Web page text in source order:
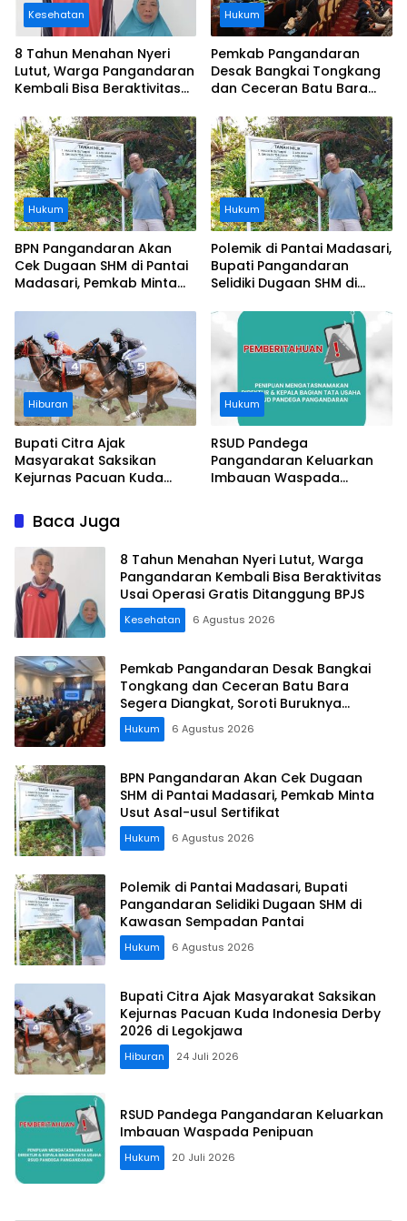
Kesehatan
8 Tahun Menahan Nyeri
Lutut, Warga Pangandaran
Kembali Bisa Beraktivitas
Ditanggung BPJS
Hukum
Pemkab Pangandaran
Desak Bangkai Tongkang
dan Ceceran Batu Bara
Buruknya Koordinasi
Perusahaan
Hukum
BPN Pangandaran Akan
Cek Dugaan SHM di Pantai
Madasari, Pemkab Minta
Hukum
Polemik di Pantai Madasari,
Bupati Pangandaran
Selidiki Dugaan SHM di
Pantai
Hiburan
Bupati Citra Ajak
Masyarakat Saksikan
Kejurnas Pacuan Kuda
Legokjawa
Hukum
RSUD Pandega
Pangandaran Keluarkan
Imbauan Waspada
Baca Juga
8 Tahun Menahan Nyeri Lutut, Warga
Pangandaran Kembali Bisa Beraktivitas
Usai Operasi Gratis Ditanggung BPJS
Kesehatan 6 Agustus 2026
Pemkab Pangandaran Desak Bangkai
Tongkang dan Ceceran Batu Bara
Segera Diangkat, Soroti Buruknya
Koordinasi Perusahaan
Hukum 6 Agustus 2026
BPN Pangandaran Akan Cek Dugaan
SHM di Pantai Madasari, Pemkab Minta
Usut Asal-usul Sertifikat
Hukum 6 Agustus 2026
Polemik di Pantai Madasari, Bupati
Pangandaran Selidiki Dugaan SHM di
Kawasan Sempadan Pantai
Hukum 6 Agustus 2026
Bupati Citra Ajak Masyarakat Saksikan
Kejurnas Pacuan Kuda Indonesia Derby
2026 di Legokjawa
Hiburan 24 Juli 2026
RSUD Pandega Pangandaran Keluarkan
Imbauan Waspada Penipuan
Hukum 20 Juli 2026